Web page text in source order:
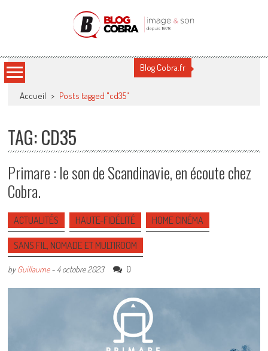
Blog Cobra
Blog Cobra.fr
Accueil > Posts tagged "cd35"
TAG: CD35
Primare : le son de Scandinavie, en écoute chez
Cobra.
ACTUALITÉS HAUTE-FIDÉLITÉ HOME CINÉMA
SANS FIL, NOMADE ET MULTIROOM
byGuillaume- 4 octobre 2023 0